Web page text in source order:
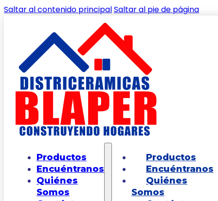
Saltar al contenido principalSaltar al pie de página
Productos
Encuéntranos
Quiénes
Somos
Productos
Encuéntranos
Quiénes
Somos
Inicio/Shop/PISOS PORCELATESH/Piso
Porcelatech Valmora Rec Marfil 50*1.00
🔍